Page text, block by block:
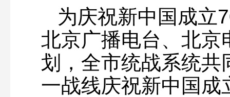
为庆祝新中国成立
北京广播电台、北京
划，全市统战系统共
一战线庆祝新中国成